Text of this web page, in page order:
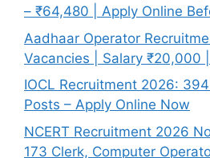
– ₹64,480 | Apply Online
Aadhaar Operator
Vacancies | Salary ₹20,000
IOCL Recruitment 2026:
Posts – Apply Online Now
NCERT Recruitment 2026
173 Clerk, Computer